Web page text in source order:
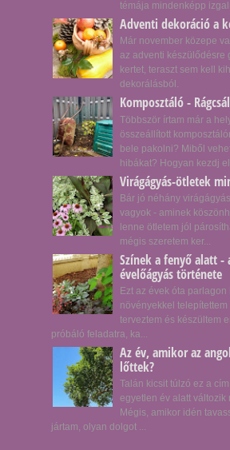
témája mindenképp
Adventi dekoráció a
Már november közepe
az adventi készülődésre
kertet, teraszt sem kell
dekorálásból.
Komposztáló -
Többször írtam már a
összeállított
bele pakolni? Miből
hibákat? Hogyan kezdj el
Virágágyás-ötletek
Bár jó néhány
vagyok - aminek
lenne ötletem jól
mégis szeretem ker...
Színek a fenyő alatt -
évelőágyás története
Ezt az évek óta
növényekkel telepítettem
terveztem és készültem
próbáló feladatra, ka...
Az év, amikor az
lőttek?
Talán kicsit túlzó ez a
egyetlen év alatt változik
Mégis, amikor idén
jártam, olyan dolgot ...